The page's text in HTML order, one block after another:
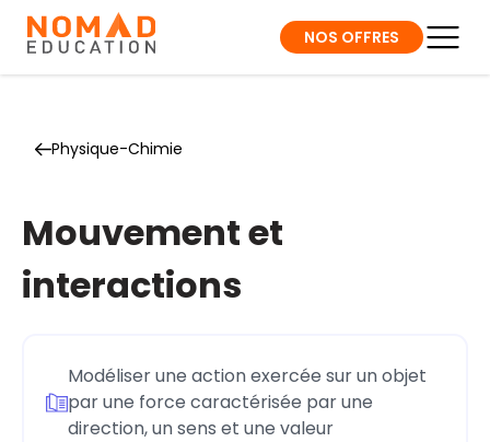
NOS OFFRES
Physique-Chimie
Mouvement et
interactions
Modéliser une action exercée sur un objet
par une force caractérisée par une
direction, un sens et une valeur